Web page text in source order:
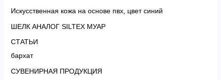
Искусственная кожа на основе пвх, цвет синий
ШЕЛК АНАЛОГ SILTEX МУАР
СТАТЬИ
бархат
СУВЕНИРНАЯ ПРОДУКЦИЯ